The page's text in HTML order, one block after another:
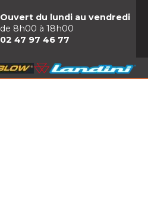
Ouvert du lundi au vendredi
de 8h00 à 18h00
02 47 97 46 77